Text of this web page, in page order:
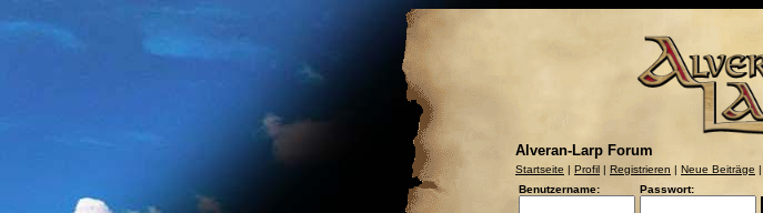
Alveran-Larp Forum
Startseite | Profil | Registrieren | Neue Beiträge |
Benutzername:
Passwort: